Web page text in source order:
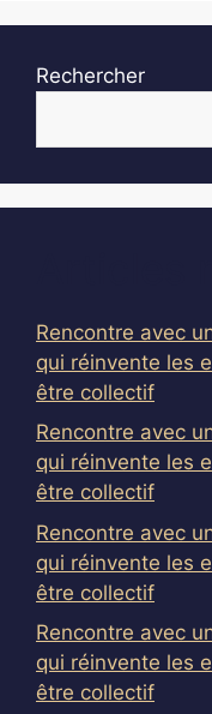
Rechercher
Rencontre avec
qui réinvente les
être collectif
Rencontre avec
qui réinvente les
être collectif
Rencontre avec
qui réinvente les
être collectif
Rencontre avec
qui réinvente les
être collectif